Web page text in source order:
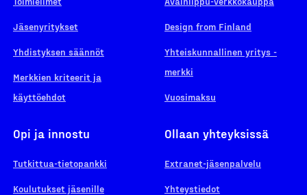
Jäsenyritykset
Yhdistyksen säännöt
Merkkien kriteerit ja
käyttöehdot
Design from Finland
Yhteiskunnallinen yritys -
merkki
Vuosimaksu
Opi ja innostu
Tutkittua-tietopankki
Koulutukset jäsenille
Ollaan yhteyksissä
Extranet-jäsenpalvelu
Yhteystiedot